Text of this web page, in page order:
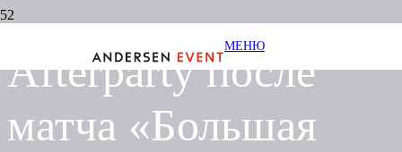
МЕНЮ
Afterparty после
матча «Большая